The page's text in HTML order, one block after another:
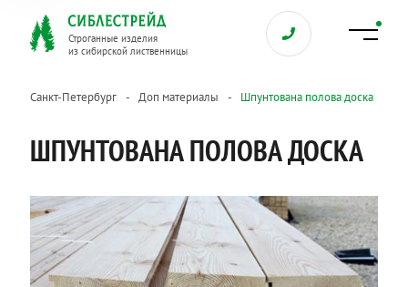
Строганные изделия
из сибирской лиственницы
Санкт-Петербург Доп материалы Шпунтована полова доска
ШПУНТОВАНА ПОЛОВА ДОСКА